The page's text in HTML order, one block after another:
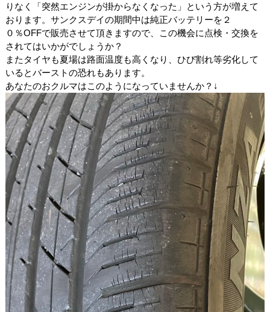
りなく「突然エンジンが掛からなくなった」という方が増えて
おります。サンクスデイの期間中は純正バッテリーを２
０％OFFで販売させて頂きますので、この機会に点検・交換を
されてはいかがでしょうか？
またタイヤも夏場は路面温度も高くなり、ひび割れ等劣化して
いるとバーストの恐れもあります。
あなたのおクルマはこのようになっていませんか？↓